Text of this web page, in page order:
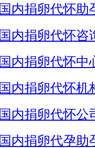
国内捐卵代怀助
国内捐卵代怀咨
国内捐卵代怀中
国内捐卵代怀机
国内捐卵代怀公
国内捐卵代孕助